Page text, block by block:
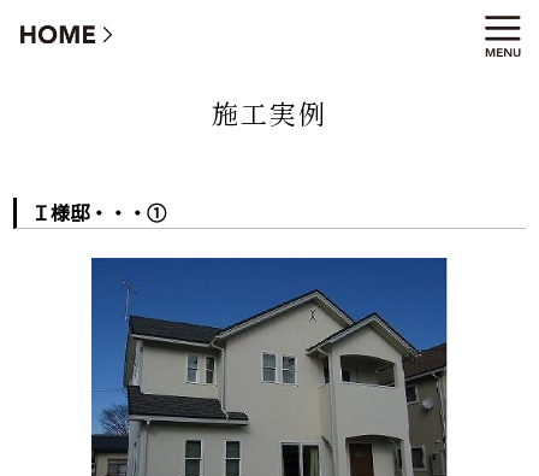
Ｉ様邸・・・①
施工実例
Ｉ様邸・・・①